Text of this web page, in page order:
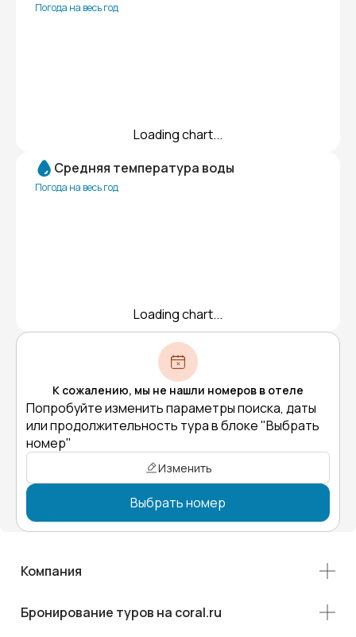
Погода на весь год
Loading chart...
Средняя температура воды
Погода на весь год
Loading chart...
К сожалению, мы не нашли номеров в отеле
Попробуйте изменить параметры поиска, даты
или продолжительность тура в блоке "Выбрать
номер"
Изменить
Выбрать номер
Компания
Бронирование туров на coral.ru